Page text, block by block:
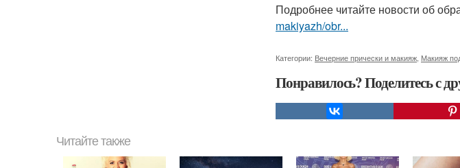
Подробнее читайте новости об
makiyazh/obr...
Категории: Вечерние прически и макияж Макияж
Понравилось? Поделитесь с
Читайте также